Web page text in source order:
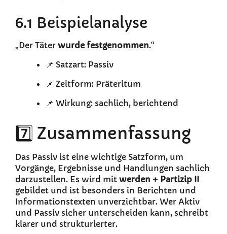
6.1 Beispielanalyse
„Der Täter wurde festgenommen.“
📌 Satzart: Passiv
📌 Zeitform: Präteritum
📌 Wirkung: sachlich, berichtend
7️⃣ Zusammenfassung
Das Passiv ist eine wichtige Satzform, um
Vorgänge, Ergebnisse und Handlungen sachlich
darzustellen. Es wird mit werden + Partizip II
gebildet und ist besonders in Berichten und
Informationstexten unverzichtbar. Wer Aktiv
und Passiv sicher unterscheiden kann, schreibt
klarer und strukturierter.